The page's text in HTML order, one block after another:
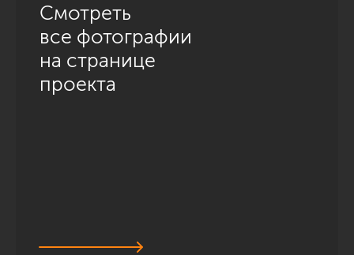
Смотреть
все фотографии
на странице
проекта